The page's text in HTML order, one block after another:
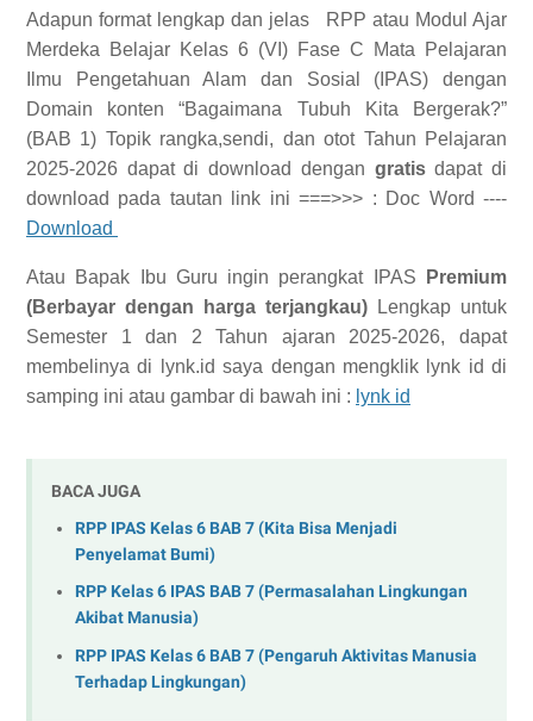
Adapun format lengkap dan jelas RPP atau Modul Ajar
Merdeka Belajar Kelas 6 (VI) Fase C Mata Pelajaran
Ilmu Pengetahuan Alam dan Sosial (IPAS) dengan
Domain konten “Bagaimana Tubuh Kita Bergerak?”
(BAB 1) Topik rangka,sendi, dan otot Tahun Pelajaran
2025-2026 dapat di download dengan gratisdapat di
download pada tautan link ini ===>>> : Doc Word ----
Download
Atau Bapak Ibu Guru ingin perangkat IPAS
Premium
(Berbayar dengan harga terjangkau) Lengkap untuk
Semester 1 dan 2 Tahun ajaran 2025-2026, dapat
membelinya di lynk.id saya dengan mengklik lynk id di
samping ini atau gambar di bawah ini : lynk id
BACA JUGA
RPP IPAS Kelas 6 BAB 7 (Kita Bisa Menjadi
Penyelamat Bumi)
RPP Kelas 6 IPAS BAB 7 (Permasalahan Lingkungan
Akibat Manusia)
RPP IPAS Kelas 6 BAB 7 (Pengaruh Aktivitas Manusia
Terhadap Lingkungan)